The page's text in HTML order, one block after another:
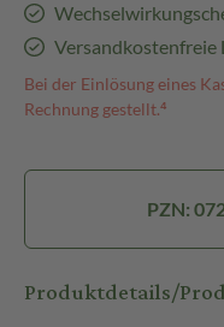
Versandkostenfreie
Bei der Einlösung eines
Rechnung gestellt.⁴
PZN:
Produktdetails/